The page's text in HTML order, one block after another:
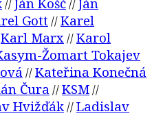
// //
Gott//Karel
Karl Marx//Karol
Žomart Tokajev
//Kateřina Konečná
Čura //KSM//
Hvižďák//Ladislav